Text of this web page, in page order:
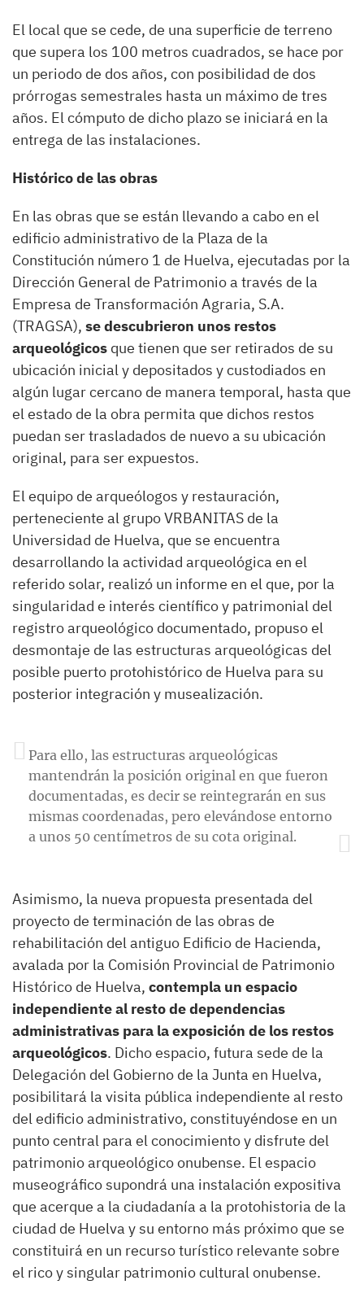
El local que se cede, de una superficie de terreno
que supera los 100 metros cuadrados, se hace por
un periodo de dos años, con posibilidad de dos
prórrogas semestrales hasta un máximo de tres
años. El cómputo de dicho plazo se iniciará en la
entrega de las instalaciones.
Histórico de las obras
En las obras que se están llevando a cabo en el
edificio administrativo de la Plaza de la
Constitución número 1 de Huelva, ejecutadas por la
Dirección General de Patrimonio a través de la
Empresa de Transformación Agraria, S.A.
(TRAGSA), se descubrieron unos restos
arqueológicos que tienen que ser retirados de su
ubicación inicial y depositados y custodiados en
algún lugar cercano de manera temporal, hasta que
el estado de la obra permita que dichos restos
puedan ser trasladados de nuevo a su ubicación
original, para ser expuestos.
El equipo de arqueólogos y restauración,
perteneciente al grupo VRBANITAS de la
Universidad de Huelva, que se encuentra
desarrollando la actividad arqueológica en el
referido solar, realizó un informe en el que, por la
singularidad e interés científico y patrimonial del
registro arqueológico documentado, propuso el
desmontaje de las estructuras arqueológicas del
posible puerto protohistórico de Huelva para su
posterior integración y musealización.
Para ello, las estructuras arqueológicas
mantendrán la posición original en que fueron
documentadas, es decir se reintegrarán en sus
mismas coordenadas, pero elevándose entorno
a unos 50 centímetros de su cota original.
Asimismo, la nueva propuesta presentada del
proyecto de terminación de las obras de
rehabilitación del antiguo Edificio de Hacienda,
avalada por la Comisión Provincial de Patrimonio
Histórico de Huelva, contempla un espacio
independiente al resto de dependencias
administrativas para la exposición de los restos
arqueológicos. Dicho espacio, futura sede de la
Delegación del Gobierno de la Junta en Huelva,
posibilitará la visita pública independiente al resto
del edificio administrativo, constituyéndose en un
punto central para el conocimiento y disfrute del
patrimonio arqueológico onubense. El espacio
museográfico supondrá una instalación expositiva
que acerque a la ciudadanía a la protohistoria de la
ciudad de Huelva y su entorno más próximo que se
constituirá en un recurso turístico relevante sobre
el rico y singular patrimonio cultural onubense.